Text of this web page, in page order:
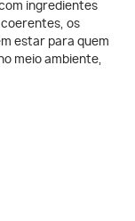
ingredientes
os
estar para quem
meio ambiente,